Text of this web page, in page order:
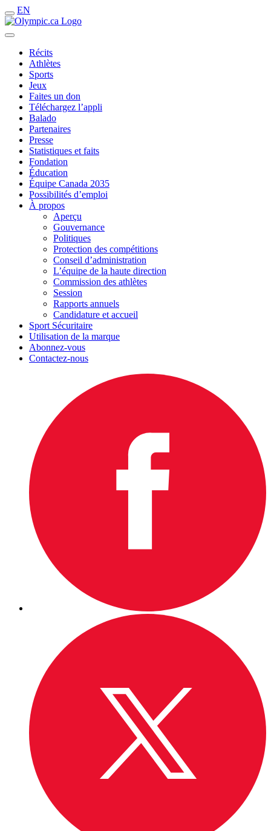
EN
Récits
Athlètes
Sports
Jeux
Faites un don
Téléchargez l’appli
Balado
Partenaires
Presse
Statistiques et faits
Fondation
Éducation
Équipe Canada 2035
Possibilités d’emploi
À propos
Aperçu
Gouvernance
Politiques
Protection des compétitions
Conseil d’administration
L’équipe de la haute direction
Commission des athlètes
Session
Rapports annuels
Candidature et accueil
Sport Sécuritaire
Utilisation de la marque
Abonnez-vous
Contactez-nous